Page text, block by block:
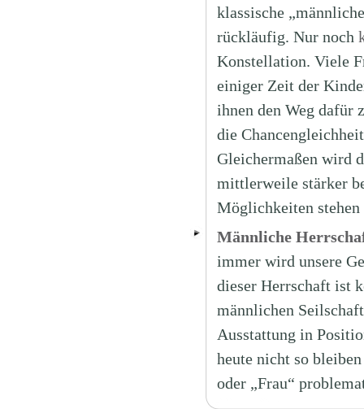
klassische
rückläufig. Nur noch
Konstellation. Viele
einiger Zeit der
ihnen den Weg dafür
die
Gleichermaßen wird
mittlerweile stärker
Möglichkeiten
Männliche
immer wird unsere
dieser Herrschaft ist
männlichen
Ausstattung in
heute nicht so
oder „Frau“